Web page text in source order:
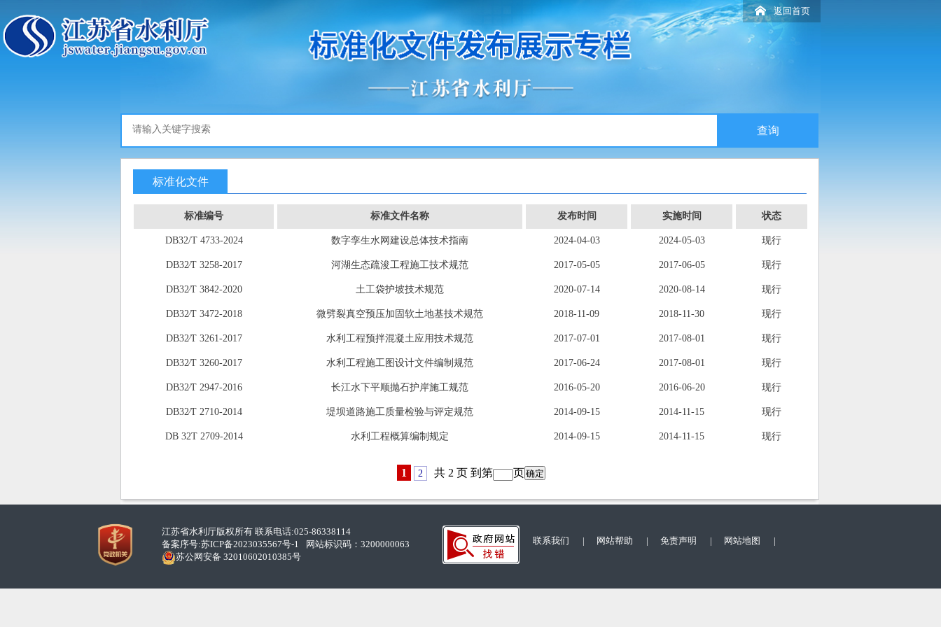
返回首页
标准化文件
标准编号 标准文件名称 发布时间 实施时间 状态
江苏省水利厅版权所有 联系电话:025-86338114
备案序号:苏ICP备2023035567号-1
网站标识码：3200000063
苏公网安备 32010602010385号
联系我们 | 网站帮助 | 免责声明 | 网站地图 |